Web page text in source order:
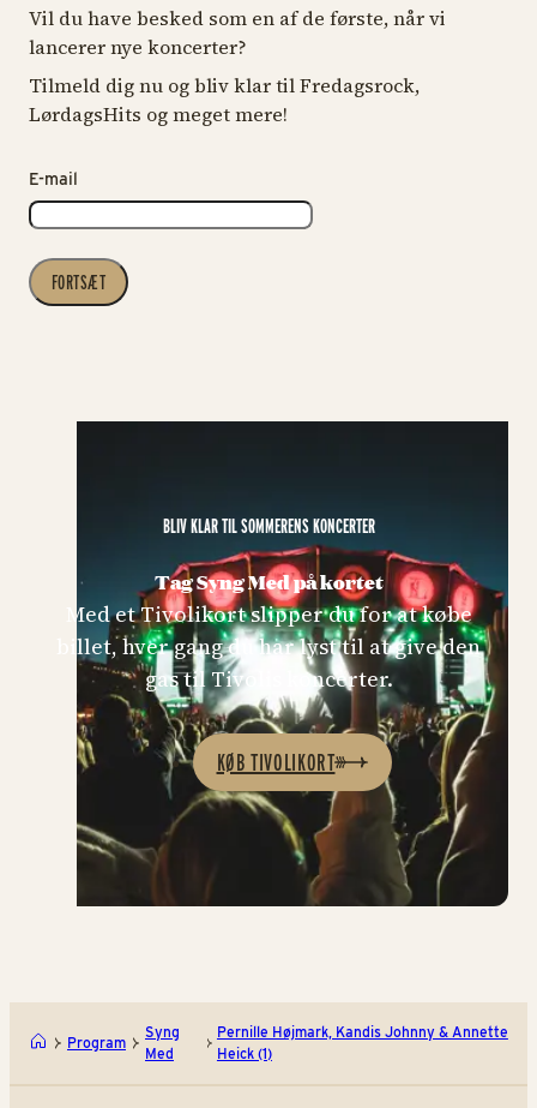
Vil du have besked som en af de første, når vi
lancerer nye koncerter?
Tilmeld dig nu og bliv klar til Fredagsrock,
LørdagsHits og meget mere!
E-mail
FORTSÆT
Tag Syng Med på kortet
BLIV KLAR TIL SOMMERENS KONCERTER
Med et Tivolikort slipper du for at købe
billet, hver gang du har lyst til at give den
gas til Tivolis koncerter.
KØB TIVOLIKORT
Program
Syng
Med
Pernille Højmark, Kandis Johnny & Annette
Heick (1)